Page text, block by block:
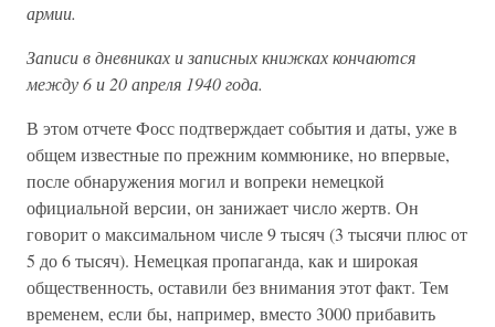
армии.
Записи в дневниках и записных книжках кончаются
между 6 и 20 апреля 1940 года.
В этом отчете Фосс подтверждает события и даты, уже в
общем известные по прежним коммюнике, но впервые,
после обнаружения могил и вопреки немецкой
официальной версии, он занижает число жертв. Он
говорит о максимальном числе 9 тысяч (3 тысячи плюс от
5 до 6 тысяч). Немецкая пропаганда, как и широкая
общественность, оставили без внимания этот факт. Тем
временем, если бы, например, вместо 3000 прибавить